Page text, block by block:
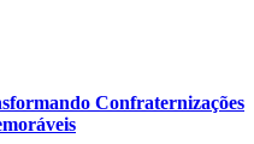
Confraternizações